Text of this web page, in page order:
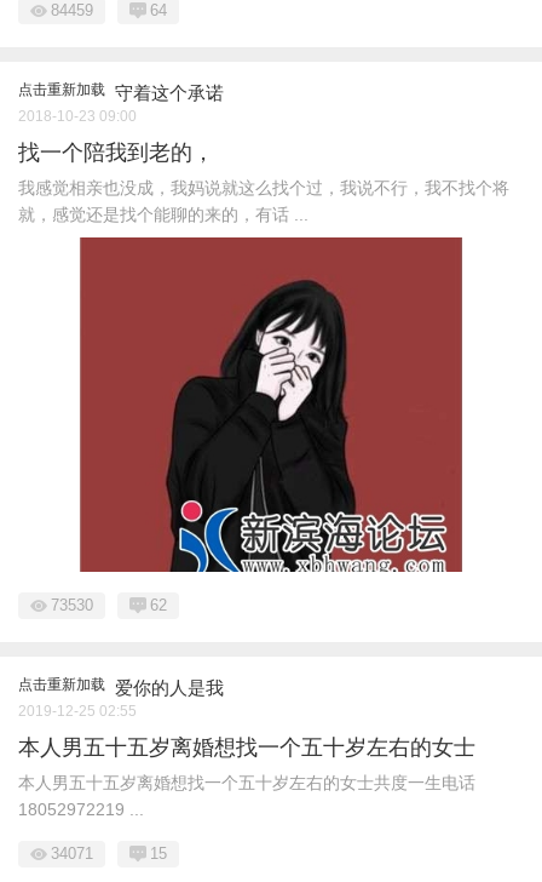
84459 64
点击重新加载 守着这个承诺
2018-10-23 09:00
找一个陪我到老的，
我感觉相亲也没成，我妈说就这么找个过，我说不行，我不找个将
就，感觉还是找个能聊的来的，有话 ...
73530 62
点击重新加载 爱你的人是我
2019-12-25 02:55
本人男五十五岁离婚想找一个五十岁左右的女士
本人男五十五岁离婚想找一个五十岁左右的女士共度一生电话
18052972219 ...
34071 15